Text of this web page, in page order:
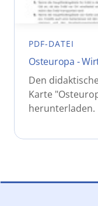
PDF-DATEI
Osteuropa -
Den
Karte
herunterladen.